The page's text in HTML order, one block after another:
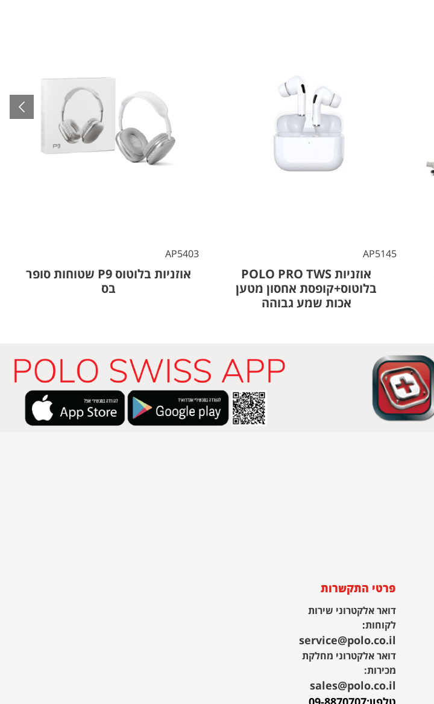
AP5145
אוזניות POLO PRO TWS
בלוטוס+קופסת אחסון מטען
אכות שמע גבוהה
AP5403
אוזניות בלוטוס P9 שטוחות סופר
בס
פרטי התקשרות
דואר אלקטרוני שירות
לקוחות:
service@polo.co.il
דואר אלקטרוני מחלקת
מכירות:
sales@polo.co.il